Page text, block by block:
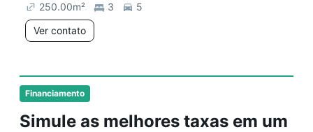
Financiamento
Simule as melhores taxas em um
250.00m² 3
5
Ver contato